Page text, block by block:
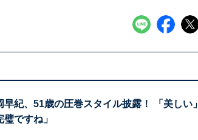
早紀、51歳の圧巻スタイル披露！ 「美しい」
璧ですね」